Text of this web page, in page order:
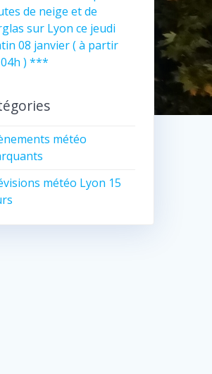
de neige et de
sur Lyon ce jeudi
08 janvier ( à partir
) ***
météo
météo Lyon 15